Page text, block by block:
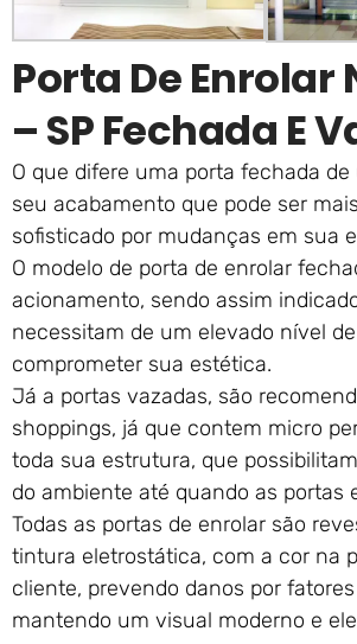
Porta De Enrolar
– SP Fechada E
O que difere uma porta fechada de
seu acabamento que pode ser
sofisticado por mudanças em sua
O modelo de porta de enrolar
acionamento, sendo assim
necessitam de um elevado nível
comprometer sua estética.
Já a portas vazadas, são
shoppings, já que contem micro
toda sua estrutura, que
do ambiente até quando as portas
Todas as portas de enrolar são
tintura eletrostática, com a cor na
cliente, prevendo danos por
mantendo um visual moderno e